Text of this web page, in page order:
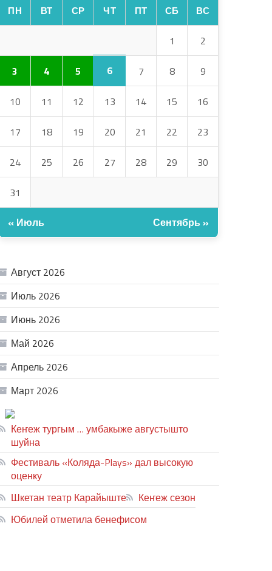
ПН ВТ СР ЧТ ПТ СБ ВС
1 2
3 4 5 6 7 8 9
10 11 12 13 14 15 16
17 18 19 20 21 22 23
24 25 26 27 28 29 30
31
« Июль Сентябрь »
Август 2026
Июль 2026
Июнь 2026
Май 2026
Апрель 2026
Март 2026
Кеҥеж тургым … умбакыже августышто
шуйна
Фестиваль «Коляда-Plays» дал высокую
оценку
Шкетан театр Карайыште
Кеҥеж сезон
Юбилей отметила бенефисом